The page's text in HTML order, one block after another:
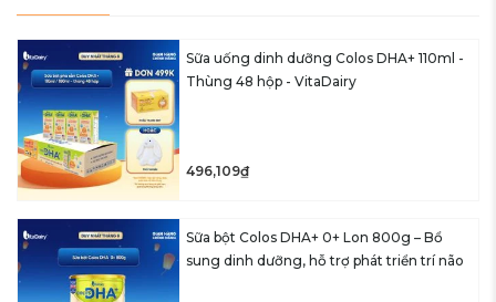
Sữa uống dinh dưỡng Colos DHA+ 110ml -
Thùng 48 hộp - VitaDairy
496,109₫
Sữa bột Colos DHA+ 0+ Lon 800g – Bổ
sung dinh dưỡng, hỗ trợ phát triển trí não